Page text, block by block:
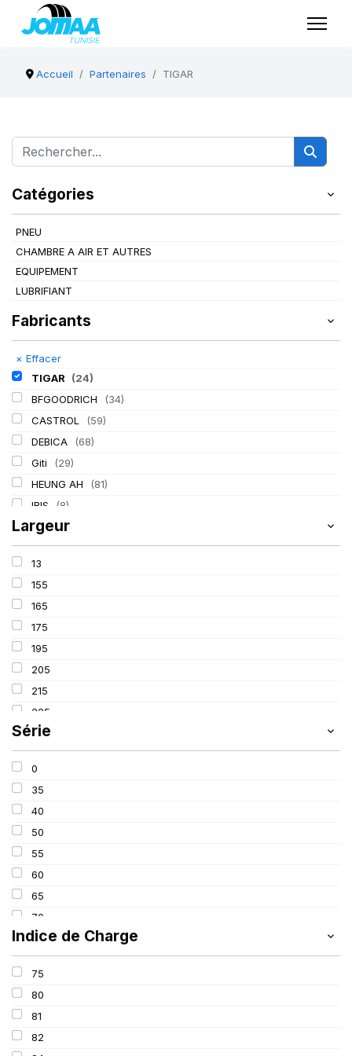
Accueil Partenaires TIGAR
Catégories
PNEU
CHAMBRE A AIR ET AUTRES
EQUIPEMENT
LUBRIFIANT
Fabricants
× Effacer
TIGAR
(24)
BFGOODRICH
(34)
CASTROL
(59)
DEBICA
(68)
Giti
(29)
HEUNG AH
(81)
IRIS
(8)
ITALMATIC
KLEBER (116)
LASSA
LING LONG
MICHELIN
MITAS
Mondolfo ferro
PIRELLI
PROMETEON
SIOC
Largeur
13
155
165
175
195
205
215
225
235
245
315
Série
0
35
40
50
55
60
65
70
75
80
90
650
Indice de Charge
75
80
81
82